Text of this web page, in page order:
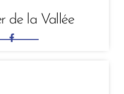
de la Vallée